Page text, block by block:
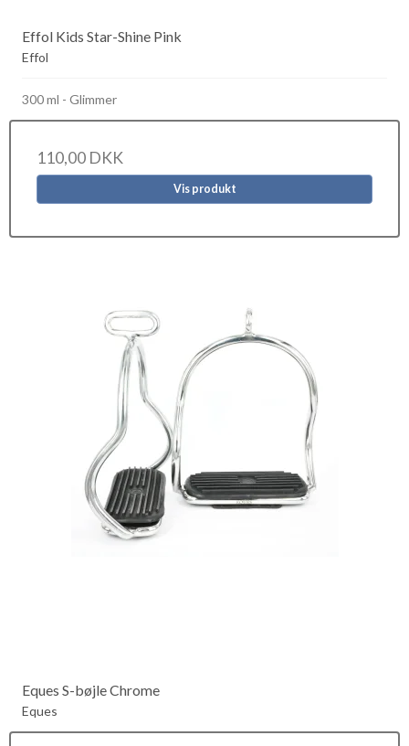
Effol Kids Star-Shine Pink
Effol
300 ml - Glimmer
110,00 DKK
Vis produkt
Eques S-bøjle Chrome
Eques